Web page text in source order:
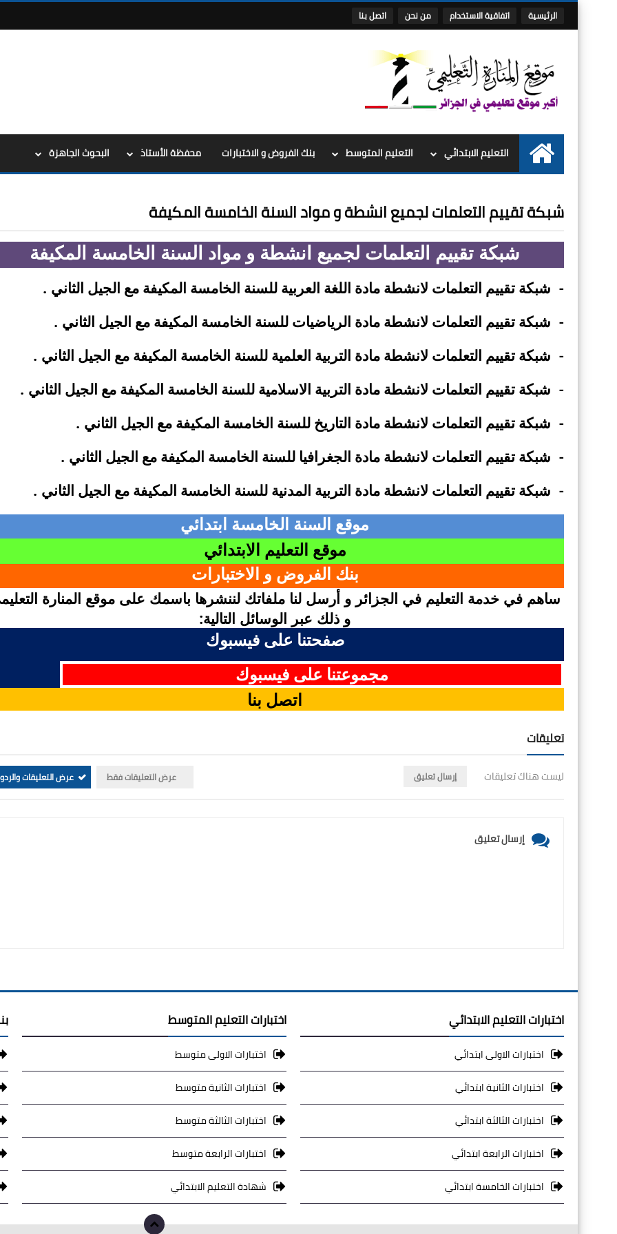
الرئيسية اتفاقية الاستخدام من نحن اتصل بنا
الرئيسية
التعليم الابتدائي التعليم المتوسط بنك الفروض و الاختبارات محفظة الأستاذ البحوث الجاهزة
شبكة تقييم التعلمات لجميع انشطة و مواد السنة الخامسة المكيفة
شبكة تقييم التعلمات لجميع انشطة و مواد السنة الخامسة المكيفة
- شبكة تقييم التعلمات لانشطة مادة اللغة العربية للسنة الخامسة المكيفة مع الجيل الثاني .
- شبكة تقييم التعلمات لانشطة مادة الرياضيات للسنة الخامسة المكيفة مع الجيل الثاني .
- شبكة تقييم التعلمات لانشطة مادة التربية العلمية للسنة الخامسة المكيفة مع الجيل الثاني .
- شبكة تقييم التعلمات لانشطة مادة التربية الاسلامية للسنة الخامسة المكيفة مع الجيل الثاني .
- شبكة تقييم التعلمات لانشطة مادة التاريخ للسنة الخامسة المكيفة مع الجيل الثاني .
- شبكة تقييم التعلمات لانشطة مادة الجغرافيا للسنة الخامسة المكيفة مع الجيل الثاني .
- شبكة تقييم التعلمات لانشطة مادة التربية المدنية للسنة الخامسة المكيفة مع الجيل الثاني .
موقع السنة الخامسة ابتدائي
موقع التعليم
الابتدائي
بنك الفروض و الاختبارات
ساهم في خدمة التعليم في الجزائر و أرسل لنا ملفاتك لننشرها باسمك على موقع المنارة
و ذلك عبر الوسائل التالية:
صفحتنا على فيسبوك
مجموعتنا على فيسبوك
اتصل بنا
تعليقات
ليست هناك تعليقات إرسال تعليق عرض التعليقات فقط عرض التعليقات
إرسال تعليق
اختبارات التعليم الابتدائي
اختبارات الاولى ابتدائي
اختبارات الثانية ابتدائي
اختبارات الثالثة ابتدائي
اختبارات الرابعة ابتدائي
اختبارات الخامسة ابتدائي
اختبارات التعليم المتوسط
اختبارات الاولى متوسط
اختبارات الثانية متوسط
اختبارات الثالثة متوسط
اختبارات الرابعة متوسط
شهادة التعليم الابتدائي